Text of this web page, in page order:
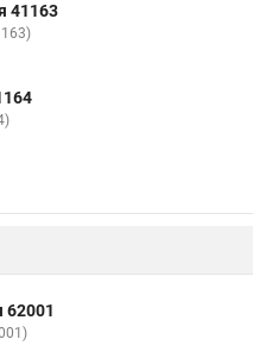
41163
62001